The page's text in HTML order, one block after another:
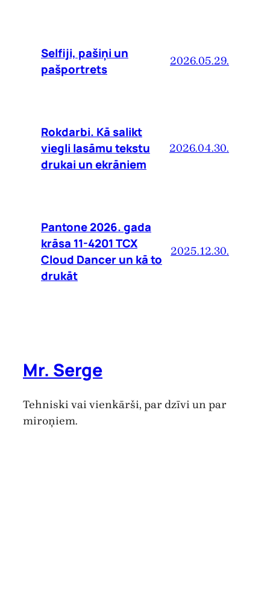
Selfiji, pašiņi un
pašportrets
2026.05.29.
Rokdarbi. Kā salikt
viegli lasāmu tekstu
drukai un ekrāniem
2026.04.30.
Pantone 2026. gada
krāsa 11-4201 TCX
Cloud Dancer un kā to
drukāt
2025.12.30.
Mr. Serge
Tehniski vai vienkārši, par dzīvi un par
miroņiem.